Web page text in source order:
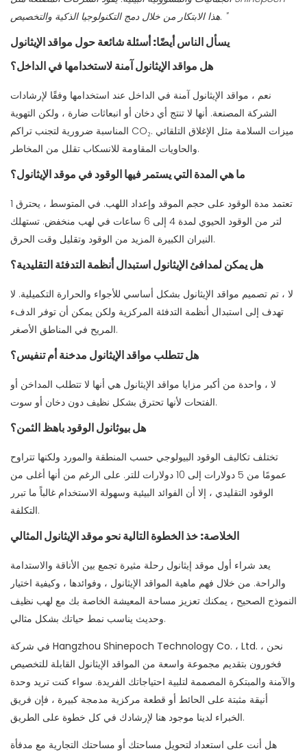
هذا الابتكار من خلال دمج التكنولوجيا الذكية والتخصيص. "
يسأل الناس أيضًا: أسئلة شائعة حول مواقد الإيثانول
هل مواقد الإيثانول آمنة لاستخدامها في الداخل؟
نعم ، مواقد الإيثانول آمنة في الداخل عند استخدامها وفقًا لإرشادات
الشركة المصنعة. أنها لا تنتج أي دخان أو انبعاثات ضارة ، ولكن التهوية
المناسبة ضرورية لتجنب تراكم CO₂. ميزات السلامة مثل الإغلاق التلقائي
والحاويات المقاومة للانسكاب تقلل من المخاطر.
ما هي المدة التي يستمر فيها الوقود في موقد الإيثانول؟
تعتمد مدة الوقود على حجم الموقد وإعداد اللهب. في المتوسط ​​، يحترق 1
لتر من الوقود الحيوي لمدة 4 إلى 6 ساعات في لهب منخفض. تستهلك
النيران الكبيرة المزيد من الوقود وتقليل وقت الحرق.
هل يمكن لمدافئ الإيثانول استبدال أنظمة التدفئة التقليدية؟
لا ، تم تصميم مواقد الإيثانول بشكل أساسي للأجواء والحرارة التكميلية. لا
تهدف إلى استبدال أنظمة التدفئة المركزية ولكن يمكن أن توفر الدفء
المريح في المناطق الأصغر.
هل تتطلب مواقد الإيثانول مدخنة أم تنفيس؟
لا ، واحدة من أكبر مزايا مواقد الإيثانول هي أنها لا تتطلب المداخن أو
الفتحات لأنها تحترق بشكل نظيف دون دخان أو سوت.
هل بيوثانول الوقود باهظ الثمن؟
تختلف تكاليف الوقود البيولوجي حسب المنطقة والمورد ولكنها تتراوح
عمومًا من 5 دولارات إلى 10 دولارات للتر. على الرغم من أنها أغلى من
الوقود التقليدي ، إلا أن الفوائد البيئية وسهولة الاستخدام غالباً ما تبرر
التكلفة.
الخلاصة: خذ الخطوة التالية نحو موقد الإيثانول المثالي
يعد شراء أول موقد إيثانول رحلة مثيرة تجمع بين الأناقة والاستدامة
والراحة. من خلال فهم ماهية المواقد الإيثانول ، وفوائدها ، وكيفية اختيار
النموذج الصحيح ، يمكنك تعزيز مساحة المعيشة الخاصة بك مع لهب نظيف
وحديث يناسب نمط حياتك بشكل مثالي.
في شركة Hangzhou Shinepoch Technology Co. ، Ltd. ، نحن
فخورون بتقديم مجموعة واسعة من المواقد الإيثانول القابلة للتخصيص
والآمنة والمبتكرة المصممة لتلبية احتياجاتك الفريدة. سواء كنت تريد وحدة
أنيقة مثبتة على الحائط أو قطعة مركزية مدمجة كبيرة ، فإن فريق
الخبراء لدينا موجود هنا لإرشادك في كل خطوة على الطريق.
هل أنت على استعداد لتحويل مساحتك أو مساحتك التجارية مع مدفأة